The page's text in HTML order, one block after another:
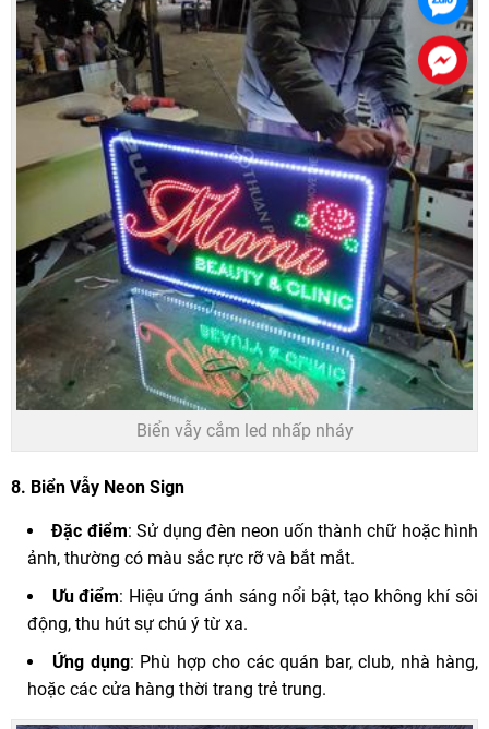
Biển vẫy cắm led nhấp nháy
8. Biển Vẫy Neon Sign
Đặc điểm: Sử dụng đèn neon uốn thành chữ hoặc hình
ảnh, thường có màu sắc rực rỡ và bắt mắt.
Ưu điểm: Hiệu ứng ánh sáng nổi bật, tạo không khí sôi
động, thu hút sự chú ý từ xa.
Ứng dụng: Phù hợp cho các quán bar, club, nhà hàng,
hoặc các cửa hàng thời trang trẻ trung.